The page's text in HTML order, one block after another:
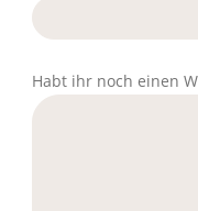
Habt ihr noch einen